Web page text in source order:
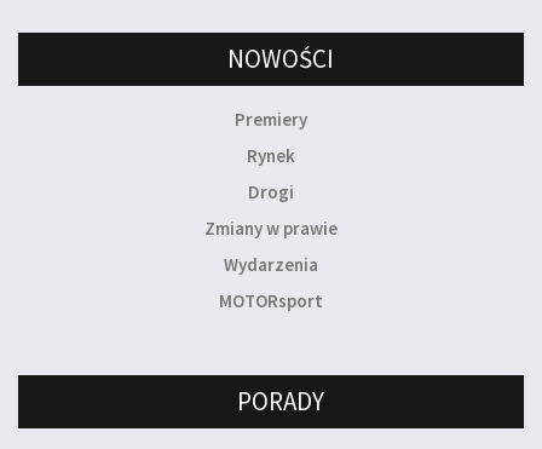
NOWOŚCI
Premiery
Rynek
Drogi
Zmiany w prawie
Wydarzenia
MOTORsport
PORADY